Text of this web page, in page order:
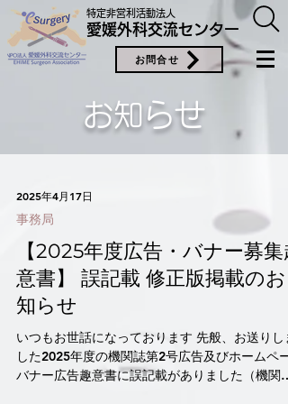
特定非営利活動法人
愛媛外科交流センター
お問合せ
お知らせ
2025年4月17日
事務局
【2025年度広告・バナー募集
意書】 誤記載 修正版掲載のお
知らせ
いつもお世話になっております 先般、お送りしま
した2025年度の機関誌第2号広告及びホームペー
バナー広告趣意書に誤記載がありました（機関誌